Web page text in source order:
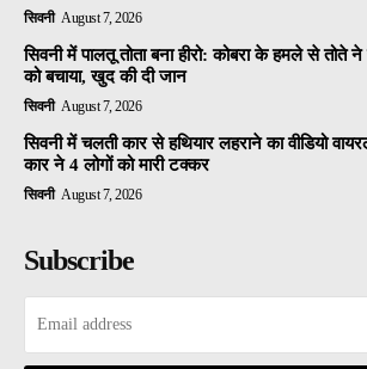
सिवनी August 7, 2026
सिवनी में पालतू तोता बना हीरो: कोबरा के हमले से तोते
को बचाया, खुद की दी जान
सिवनी August 7, 2026
सिवनी में चलती कार से हथियार लहराने का वीडियो
कार ने 4 लोगों को मारी टक्कर
सिवनी August 7, 2026
Subscribe